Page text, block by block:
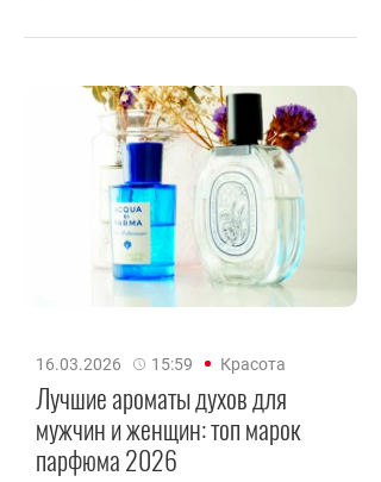
16.03.2026 15:59 Красота
Лучшие ароматы духов для
мужчин и женщин: топ марок
парфюма 2026